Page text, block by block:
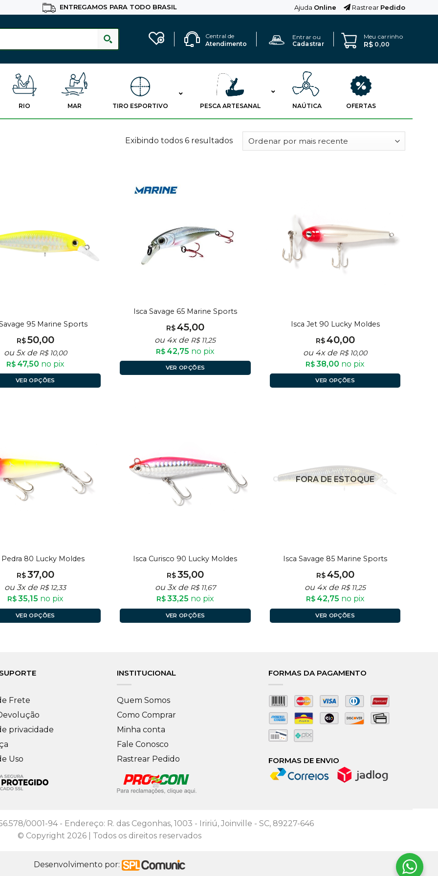
ENTREGAMOS PARA TODO BRASIL Ajuda Online Rastrear Pedido
Central de
Atendimento
Entrar ou
Cadastrar
Meu carrinho
R$ 0,00
RIO MAR TIRO ESPORTIVO PESCA ARTESANAL NAÚTICA OFERTAS
Exibindo todos 6 resultados
95 Marine Sports
R$50,00
ou 5x de R$ 10,00
R$ 47,50 no pix
VER OPÇÕES
Isca Savage 65 Marine Sports
R$45,00
ou 4x de R$ 11,25
R$ 42,75 no pix
VER OPÇÕES
Isca Jet 90 Lucky Moldes
R$40,00
ou 4x de R$ 10,00
R$38,00 no pix
VER OPÇÕES
Pedra 80 Lucky Moldes
R$37,00
ou 3x de R$ 12,33
R$35,15 no pix
VER OPÇÕES
Isca Curisco 90 Lucky Moldes
R$35,00
ou 3x de R$ 11,67
R$33,25 no pix
VER OPÇÕES
FORA DE ESTOQUE
Isca Savage 85 Marine Sports
R$45,00
ou 4x de R$ 11,25
R$ 42,75 no pix
VER OPÇÕES
Frete
privacidade
Uso
INSTITUCIONAL
Quem Somos
Como Comprar
Minha conta
Fale Conosco
Rastrear Pedido
FORMAS DA PAGAMENTO
FORMAS DE ENVIO
0001-94 - Endereço: R. das Cegonhas, 1003 - Iririú, Joinville - SC, 89227-646
© Copyright 2026 | Todos os direitos reservados
Desenvolvimento por: